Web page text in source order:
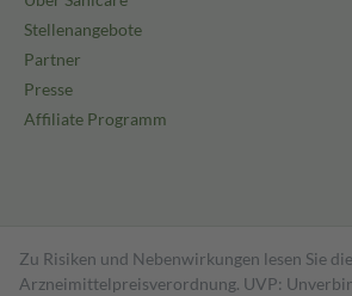
Stellenangebote
Partner
Presse
Affiliate Programm
Zu Risiken und Nebenwirkungen lesen Sie
Arzneimittelpreisverordnung. UVP: